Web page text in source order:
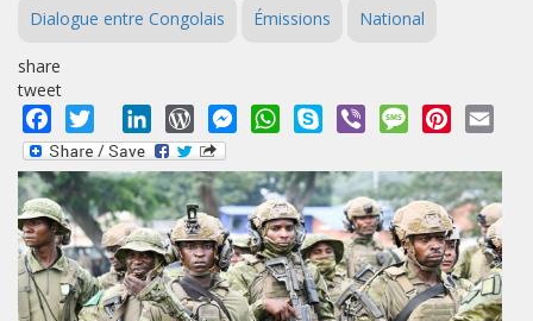
Dialogue entre Congolais Émissions National
share
tweet
Facebook
Twitter LinkedInWordPressMessengerWhatsApp
Skype Viber MessagePinterest